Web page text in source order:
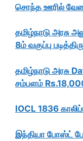
சொந்த ஊரில்
தமிழ்நாடு அரசு
8ம் வகுப்பு
தமிழ்நாடு அரசு
சம்பளம்
IOCL 1836
இந்தியா போஸ்ட்